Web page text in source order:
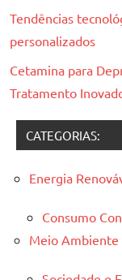
Tendências
personalizados
Cetamina para
Tratamento
CATEGORIAS:
Energia
Consumo
Meio Ambiente